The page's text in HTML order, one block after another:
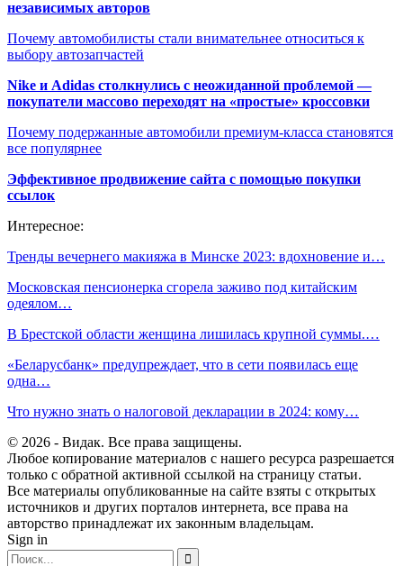
независимых авторов
Почему автомобилисты стали внимательнее относиться к
выбору автозапчастей
Nike и Adidas столкнулись с неожиданной проблемой —
покупатели массово переходят на «простые» кроссовки
Почему подержанные автомобили премиум-класса становятся
все популярнее
Эффективное продвижение сайта с помощью покупки
ссылок
Интересное:
Тренды вечернего макияжа в Минске 2023: вдохновение и…
Московская пенсионерка сгорела заживо под китайским
одеялом…
В Брестской области женщина лишилась крупной суммы.…
«Беларусбанк» предупреждает, что в сети появилась еще
одна…
Что нужно знать о налоговой декларации в 2024: кому…
© 2026 - Видак. Все права защищены.
Любое копирование материалов с нашего ресурса разрешается
только с обратной активной ссылкой на страницу статьи.
Все материалы опубликованные на сайте взяты с открытых
источников и других порталов интернета, все права на
авторство принадлежат их законным владельцам.
Sign in